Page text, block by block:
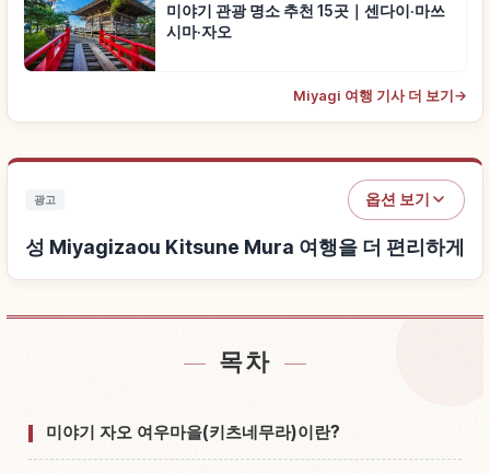
미야기 관광 명소 추천 15곳｜센다이·마쓰
시마·자오
Miyagi 여행 기사 더 보기 →
광고 옵션 보기
성 Miyagizaou Kitsune Mura 여행을 더 편리하게
성 Miyagizaou Kitsune Mura 근처 숙소 찾기
성 Miyagizaou Kitsune Mura 체험 찾기
목차
미야기 자오 여우마을(키츠네무라)이란?